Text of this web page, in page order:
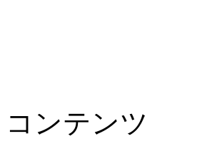
コンテンツ